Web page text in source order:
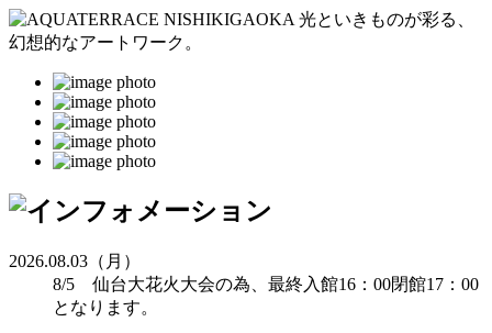
2026.08.03（月）
8/5 仙台大花火大会の為、最終入館16：00閉館17：00
となります。